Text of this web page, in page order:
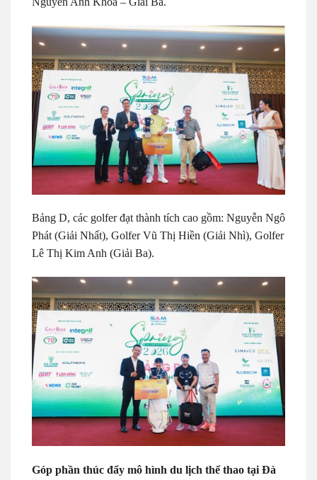
Bảng D, các golfer đạt thành tích cao gồm: Nguyễn Ngô
Phát (Giải Nhất), Golfer Vũ Thị Hiền (Giải Nhì), Golfer
Lê Thị Kim Anh (Giải Ba).
Góp phần thúc đẩy mô hình du lịch thể thao tại Đà